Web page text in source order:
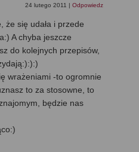
24 lutego 2011 Odpowiedz
że się udała i przede
A chyba jeszcze
do kolejnych przepisów,
wrażeniami -to ogromnie
to za stosowne, to
będzie nas